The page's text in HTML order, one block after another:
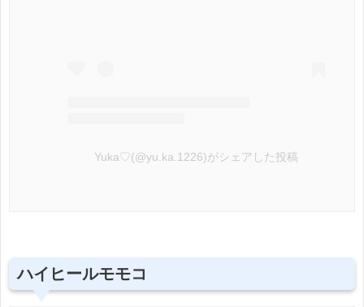
Yuka♡(@yu.ka.1226)がシェアした投稿
ハイヒールモモコ